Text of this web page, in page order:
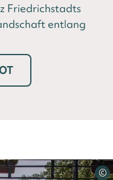
Friedrichstadts
entlang
©